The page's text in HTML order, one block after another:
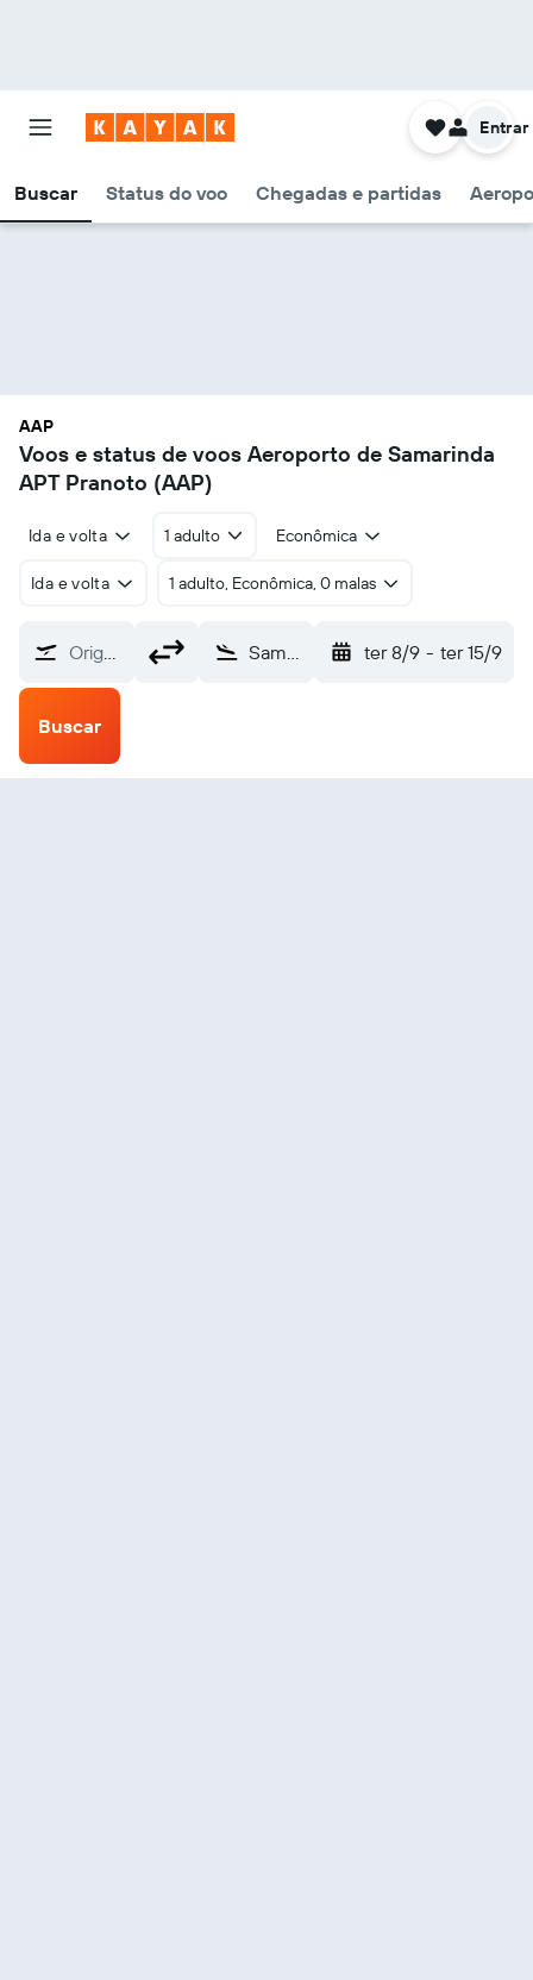
Buscar Status do voo Chegadas e partidas
Entrar
AAP
Voos e status de voos Aeroporto de Samarinda
APT Pranoto (AAP)
Ida e volta 1 adulto Econômica
Ida e volta 1 adulto, Econômica, 0 malas
Origem Samarinda APT Pranoto (AAP) ter 8/9 - ter 15/9
Buscar